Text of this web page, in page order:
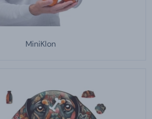
MiniKlon